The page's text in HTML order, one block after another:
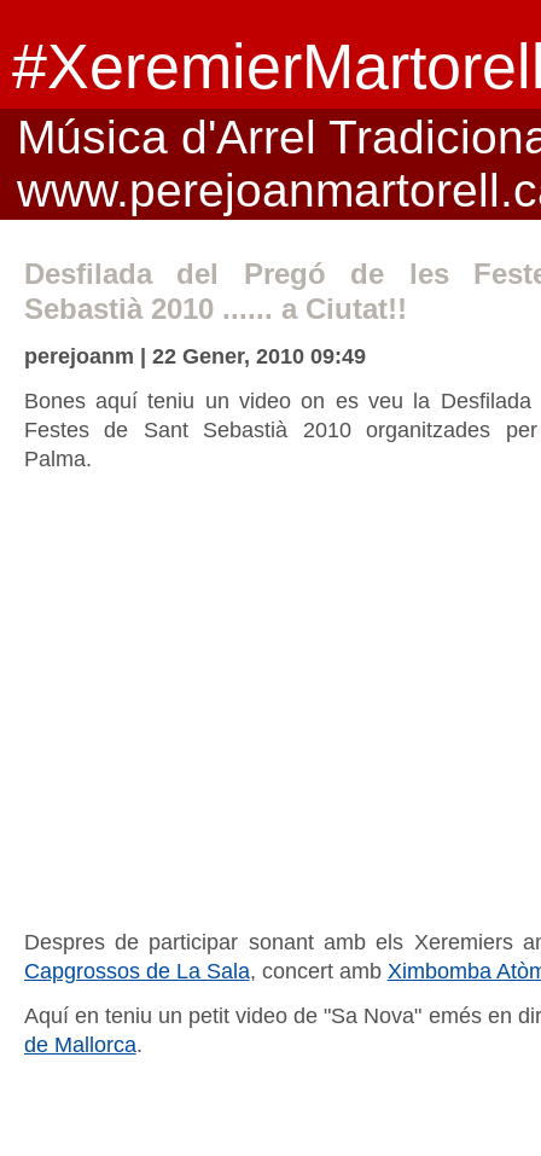
Música d'Arrel
Desfilada del Pregó de les
Sebastià 2010 ...... a Ciutat!!
perejoanm | 22 Gener, 2010 09:49
Bones aquí teniu un video on es veu la
Festes de Sant Sebastià 2010 organitzades
Palma.
Despres de participar sonant amb els Xeremiers
Capgrossos de La Sala, concert amb Ximbomba
Aquí en teniu un petit video de "Sa Nova" emés en
de Mallorca.